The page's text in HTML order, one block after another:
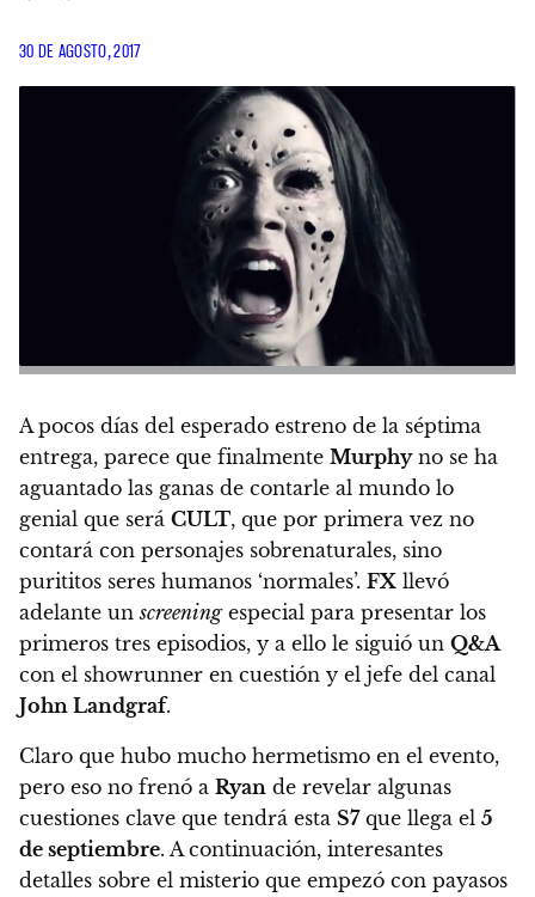
30 DE AGOSTO, 2017
A pocos días del esperado estreno de la séptima
entrega, parece que finalmente Murphyno se ha
aguantado las ganas de contarle al mundo lo
genial que será CULT, que por primera vez no
contará con personajes sobrenaturales, sino
purititos seres humanos ‘normales’. FX llevó
adelante unscreeningespecial para presentar los
primeros tres episodios, y a ello le siguió un Q&A
con el showrunner en cuestión y el jefe del canal
John Landgraf.
Claro que hubo mucho hermetismo en el evento,
pero eso no frenó a Ryan de revelar algunas
cuestiones clave que tendrá esta S7que llega el 5
de septiembre. A continuación, interesantes
detalles sobre el misterio que empezó con payasos